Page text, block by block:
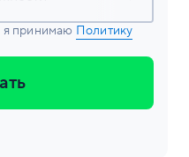
я принимаю Политику